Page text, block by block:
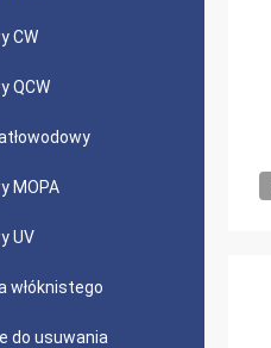
CW
QCW
MOPA
UV
włóknistego
do usuwania